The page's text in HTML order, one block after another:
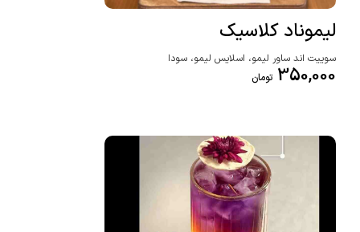
لیموناد کلاسیک
سوییت اند ساور لیمو، اسلایس لیمو، سودا
350,000 تومان